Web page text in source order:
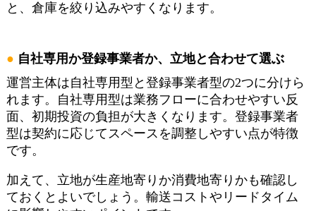
と、倉庫を絞り込みやすくなります。
自社専用か登録事業者か、立地と合わせて選ぶ
運営主体は自社専用型と登録事業者型の2つに分けら
れます。自社専用型は業務フローに合わせやすい反
面、初期投資の負担が大きくなります。登録事業者
型は契約に応じてスペースを調整しやすい点が特徴
です。
加えて、立地が生産地寄りか消費地寄りかも確認し
ておくとよいでしょう。輸送コストやリードタイム